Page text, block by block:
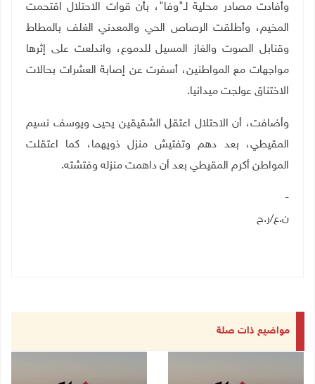
وأفادت مصادر محلية لـ"وفا"، بأن قوات الاحتلال اقتحمت
المخيم، وأطلقت الرصاص الحي والمعدني الغلف بالمطاط
وقنابل الصوت والغاز المسيل للدموع، واندلعت على إثرها
مواجهات مع المواطنين، أسفرت عن إصابة العشرات بحالات
الاختناق عولجت ميدانيا.
وأضافت، أن الاحتلال اعتقل الشقيقين يحيى ويوسف نسيم
المقيطي، بعد دهم وتفتيش منزل ذويهما، كما اعتقلت
المواطن أكرم المقيطي بعد أن داهمت منزله وفتشته.
-
ن.ع/ر.ح
مواضيع ذات صلة